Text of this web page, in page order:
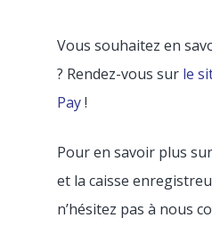
Vous souhaitez en
? Rendez-vous sur le
Pay!
Pour en savoir plus
et la caisse
n’hésitez pas à nous